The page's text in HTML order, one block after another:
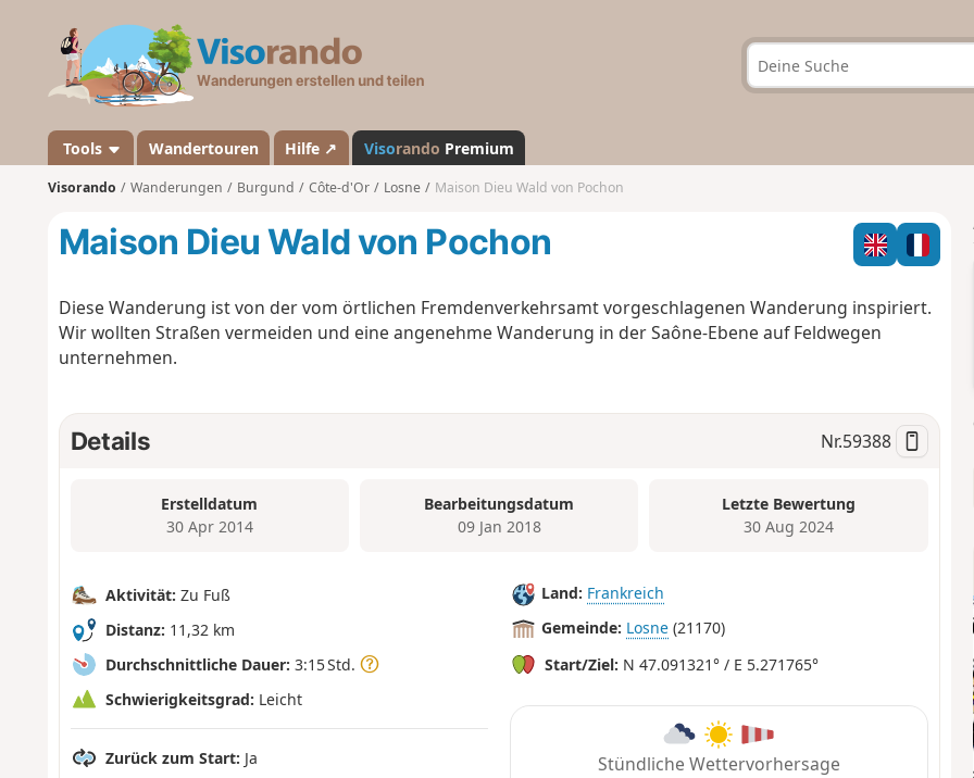
a
n
d
Tools Wandertouren Hilfe ↗ Visorando Premium
Visorando Wanderungen Burgund Côte-d'Or Losne Maison Dieu Wald von Pochon
Maison Dieu Wald von Pochon
Diese Wanderung ist von der vom örtlichen Fremdenverkehrsamt vorgeschlagenen Wanderung inspiriert.
Wir wollten Straßen vermeiden und eine angenehme Wanderung in der Saône-Ebene auf Feldwegen
unternehmen.
Details Nr.59388
Erstelldatum
30 Apr 2014
Bearbeitungsdatum
09 Jan 2018
Letzte Bewertung
30 Aug 2024
Aktivität: Zu Fuß
Distanz: 11,32 km
Durchschnittliche Dauer: 3:15 Std.
Schwierigkeitsgrad: Leicht
Zurück zum Start: Ja
Land: Frankreich
Gemeinde: Losne (21170)
Start/Ziel: N 47.091321° / E 5.271765°
Stündliche Wettervorhersage